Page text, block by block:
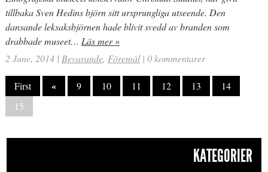
tillbaka Sven Hedins björn sitt ursprungliga utseende. Den
dansande leksaksbjörnen hade blivit svedd av branden som
drabbade museet… Läs mer »
2 June, 2014 | Bevarande, Föremål | 0 kommentarer
First « 9 10 11 12 13
14
15
KATEGORIER